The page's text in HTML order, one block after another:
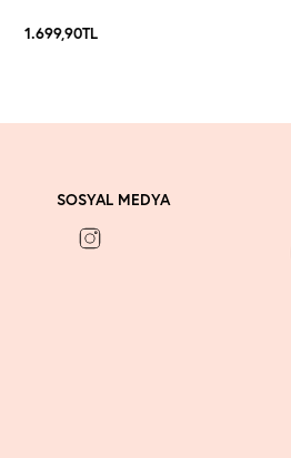
1.699,90TL
SOSYAL MEDYA